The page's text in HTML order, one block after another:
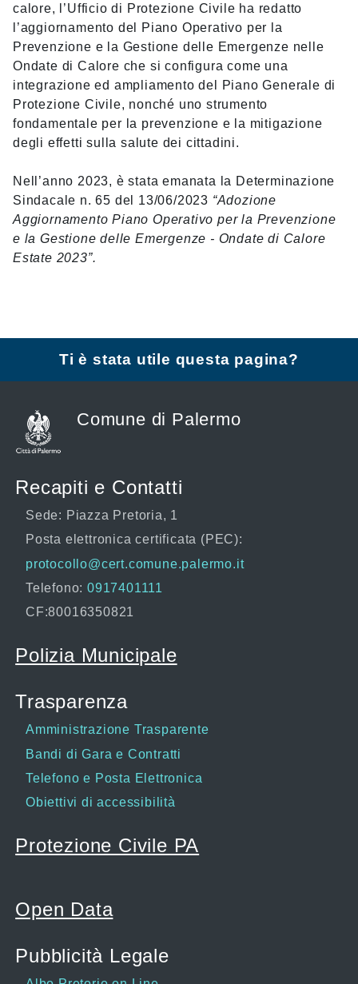
calore, l’Ufficio di Protezione Civile ha redatto
l’aggiornamento del Piano Operativo per la
Prevenzione e la Gestione delle Emergenze nelle
Ondate di Calore che si configura come una
integrazione ed ampliamento del Piano Generale di
Protezione Civile, nonché uno strumento
fondamentale per la prevenzione e la mitigazione
degli effetti sulla salute dei cittadini.
Nell’anno 2023, è stata emanata la Determinazione
Sindacale n. 65 del 13/06/2023 “Adozione
Aggiornamento Piano Operativo per la Prevenzione
e la Gestione delle Emergenze - Ondate di Calore
Estate 2023”.
Ti è stata utile questa pagina?
Comune di Palermo
Recapiti e Contatti
Sede: Piazza Pretoria, 1
Posta elettronica certificata (PEC):
protocollo@cert.comune.palermo.it
Telefono: 0917401111
CF:80016350821
Polizia Municipale
Trasparenza
Amministrazione Trasparente
Bandi di Gara e Contratti
Telefono e Posta Elettronica
Obiettivi di accessibilità
Protezione Civile PA
Open Data
Pubblicità Legale